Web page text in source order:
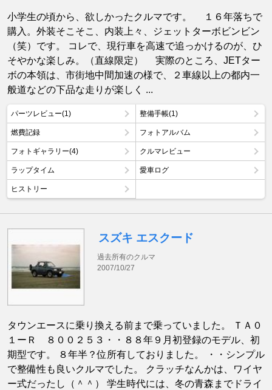
小学生の頃から、欲しかったクルマです。 １６年落ちで
購入。外装そこそこ、内装上々、ジェットターボビンビン
（笑）です。 コレで、現行車を高速で追っかけるのが、ひ
そやかな楽しみ。（直線限定） 実際のところ、JETター
ボの本領は、市街地中間加速の様で、２車線以上の都内一
般道などの下品な走りが楽しく ...
パーツレビュー(1) 整備手帳(1)
燃費記録 フォトアルバム
フォトギャラリー(4) クルマレビュー
ラップタイム 愛車ログ
ヒストリー
スズキ エスクード
過去所有のクルマ
2007/10/27
タウンエースに乗り換える前まで乗っていました。 ＴＡ０
１ーＲ ８００２５３・・８８年９月初登録のモデル、初
期型です。 ８年半？位所有しておりました。 ・・シンプル
で整備性も良いクルマでした。 クラッチなんかは、ワイヤ
ー式だったし（＾＾） 学生時代には、冬の青森までドライ